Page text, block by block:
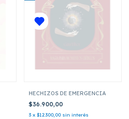
HECHIZOS DE EMERGENCIA
$36.900,00
3 x $12.300,00 sin interés